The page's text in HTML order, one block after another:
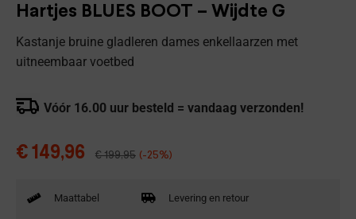
Hartjes BLUES BOOT – Wijdte G
Kastanje bruine gladleren dames enkellaarzen met
uitneembaar voetbed
Vóór 16.00 uur besteld = vandaag verzonden!
€ 149,96 €199,95 (-25%)
Maattabel Levering en retour